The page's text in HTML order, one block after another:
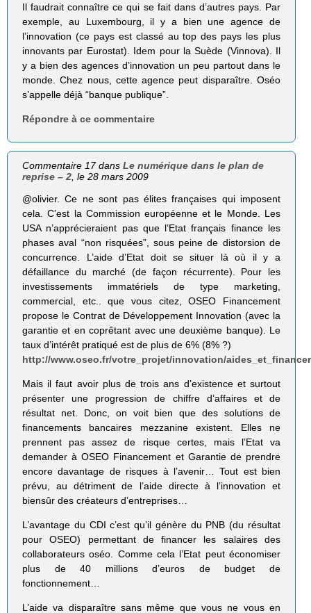
Il faudrait connaître ce qui se fait dans d’autres pays. Par
exemple, au Luxembourg, il y a bien une agence de
l’innovation (ce pays est classé au top des pays les plus
innovants par Eurostat). Idem pour la Suède (Vinnova). Il
y a bien des agences d’innovation un peu partout dans le
monde. Chez nous, cette agence peut disparaître. Oséo
s’appelle déjà “banque publique”.
Répondre à ce commentaire
Commentaire 17 dansLe numérique dans le plan de
reprise – 2 , le 28 mars 2009
@olivier. Ce ne sont pas élites françaises qui imposent
cela. C’est la Commission européenne et le Monde. Les
USA n’apprécieraient pas que l’Etat français finance les
phases aval “non risquées”, sous peine de distorsion de
concurrence. L’aide d’Etat doit se situer là où il y a
défaillance du marché (de façon récurrente). Pour les
investissements immatériels de type marketing,
commercial, etc.. que vous citez, OSEO Financement
propose le Contrat de Développement Innovation (avec la
garantie et en coprêtant avec une deuxième banque). Le
taux d’intérêt pratiqué est de plus de 6% (8% ?)
http://www.oseo.fr/votre_projet/innovation/
Mais il faut avoir plus de trois ans d’existence et surtout
présenter une progression de chiffre d’affaires et de
résultat net. Donc, on voit bien que des solutions de
financements bancaires mezzanine existent. Elles ne
prennent pas assez de risque certes, mais l’Etat va
demander à OSEO Financement et Garantie de prendre
encore davantage de risques à l’avenir… Tout est bien
prévu, au détriment de l’aide directe à l’innovation et
biensûr des créateurs d’entreprises…
L’avantage du CDI c’est qu’il génère du PNB (du résultat
pour OSEO) permettant de financer les salaires des
collaborateurs oséo. Comme cela l’Etat peut économiser
plus de 40 millions d’euros de budget de
fonctionnement…
L’aide va disparaître sans même que vous ne vous en